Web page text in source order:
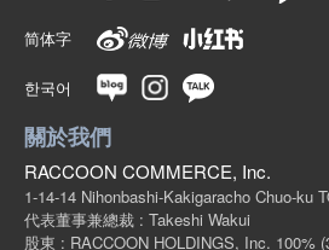
简体字
한국어
關於我們
RACCOON COMMERCE, Inc.
1-14-14 Nihonbashi-Kakigaracho Chuo-ku
代表董事兼總裁 : Takeshi Wakui
股東 : RACCOON HOLDINGS, Inc. 100%